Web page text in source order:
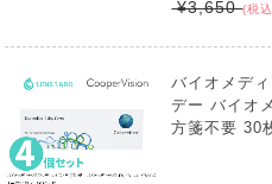
¥3,650(税
バイオメデ
デー バイオ
方箋不要 30